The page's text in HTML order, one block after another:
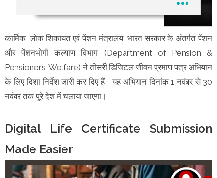
कार्मिक, लोक शिकायत एवं पेंशन मंत्रालय, भारत सरकार के अंतर्गत पेंशन
और पेंशनभोगी कल्याण विभाग (Department of Pension &
Pensioners' Welfare) ने तीसरी डिजिटल जीवन प्रमाण पत्र अभियान
के लिए दिशा निर्देश जारी कर दिए हैं। यह अभियान दिनांक 1 नवंबर से 30
नवंबर तक पूरे देश में चलाया जाएगा।
Digital Life Certificate Submission
Made Easier